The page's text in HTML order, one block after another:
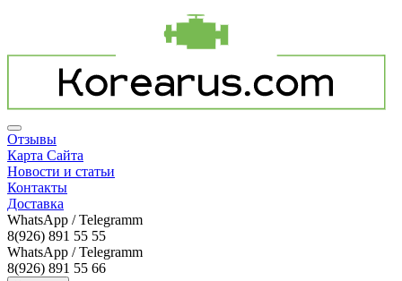
Отзывы
Карта Сайта
Новости и статьи
Контакты
Доставка
WhatsApp / Telegramm
8(926) 891 55 55
WhatsApp / Telegramm
8(926) 891 55 66